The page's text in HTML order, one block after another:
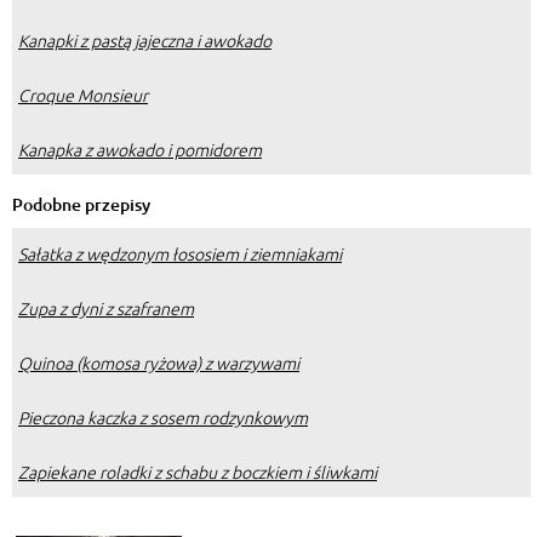
Kanapki z pastą jajeczna i awokado
Croque Monsieur
Kanapka z awokado i pomidorem
Podobne przepisy
Sałatka z wędzonym łososiem i ziemniakami
Zupa z dyni z szafranem
Quinoa (komosa ryżowa) z warzywami
Pieczona kaczka z sosem rodzynkowym
Zapiekane roladki z schabu z boczkiem i śliwkami